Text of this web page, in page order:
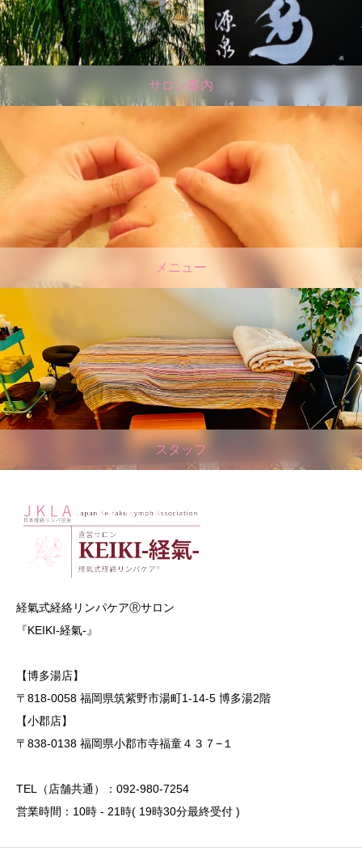
サロン案内
メニュー
スタッフ
経氣式経絡リンパケアⓇサロン
『KEIKI-経氣-』
【博多湯店】
〒818-0058 福岡県筑紫野市湯町1-14-5 博多湯2階
【小郡店】
〒838-0138 福岡県小郡市寺福童４３７−１
TEL（店舗共通）：092-980-7254
営業時間：10時 - 21時( 19時30分最終受付 )